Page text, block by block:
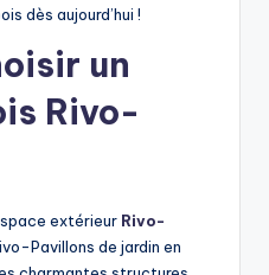
dès aujourd’hui !
un
Rivo-
extérieur Rivo-
Pavillons de jardin en